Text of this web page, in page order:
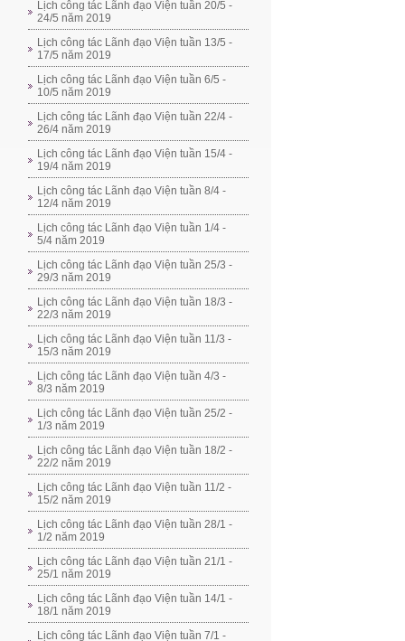
Lịch công tác Lãnh đạo Viện tuần 20/5 -
24/5 năm 2019
Lịch công tác Lãnh đạo Viện tuần 13/5 -
17/5 năm 2019
Lịch công tác Lãnh đạo Viện tuần 6/5 -
10/5 năm 2019
Lịch công tác Lãnh đạo Viện tuần 22/4 -
26/4 năm 2019
Lịch công tác Lãnh đạo Viện tuần 15/4 -
19/4 năm 2019
Lịch công tác Lãnh đạo Viện tuần 8/4 -
12/4 năm 2019
Lịch công tác Lãnh đạo Viện tuần 1/4 -
5/4 năm 2019
Lịch công tác Lãnh đạo Viện tuần 25/3 -
29/3 năm 2019
Lịch công tác Lãnh đạo Viện tuần 18/3 -
22/3 năm 2019
Lịch công tác Lãnh đạo Viện tuần 11/3 -
15/3 năm 2019
Lịch công tác Lãnh đạo Viện tuần 4/3 -
8/3 năm 2019
Lịch công tác Lãnh đạo Viện tuần 25/2 -
1/3 năm 2019
Lịch công tác Lãnh đạo Viện tuần 18/2 -
22/2 năm 2019
Lịch công tác Lãnh đạo Viện tuần 11/2 -
15/2 năm 2019
Lịch công tác Lãnh đạo Viện tuần 28/1 -
1/2 năm 2019
Lịch công tác Lãnh đạo Viện tuần 21/1 -
25/1 năm 2019
Lịch công tác Lãnh đạo Viện tuần 14/1 -
18/1 năm 2019
Lịch công tác Lãnh đạo Viện tuần 7/1 -